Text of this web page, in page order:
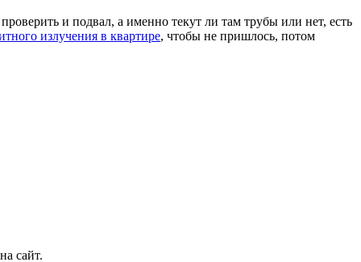
и подвал, а именно текут ли там трубы или нет, есть
излучения в квартире, чтобы не пришлось, потом
сайт.